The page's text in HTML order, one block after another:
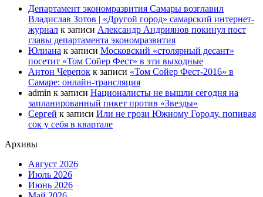
Департамент экономразвития Самары возглавил
Владислав Зотов | «Другой город» самарский интернет-
журнал к записи Александр Андриянов покинул пост
главы департамента экономразвития
Юлиана к записи Московский «столярный десант»
посетит «Том Сойер Фест» в эти выходные
Антон Черепок к записи «Том Сойер Фест-2016» в
Самаре: онлайн-трансляция
admin к записи Националисты не вышли сегодня на
запланированный пикет против «Звезды»
Сергей к записи Или не грози Южному Городу, попивая
сок у себя в квартале
Архивы
Август 2026
Июль 2026
Июнь 2026